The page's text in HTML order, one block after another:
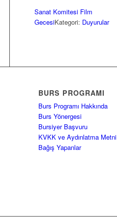
Sanat Komitesi Film
GecesiKategori: Duyurular
BURS PROGRAMI
Burs Programı Hakkında
Burs Yönergesi
Bursiyer Başvuru
KVKK ve Aydınlatma Metni
Bağış Yapanlar